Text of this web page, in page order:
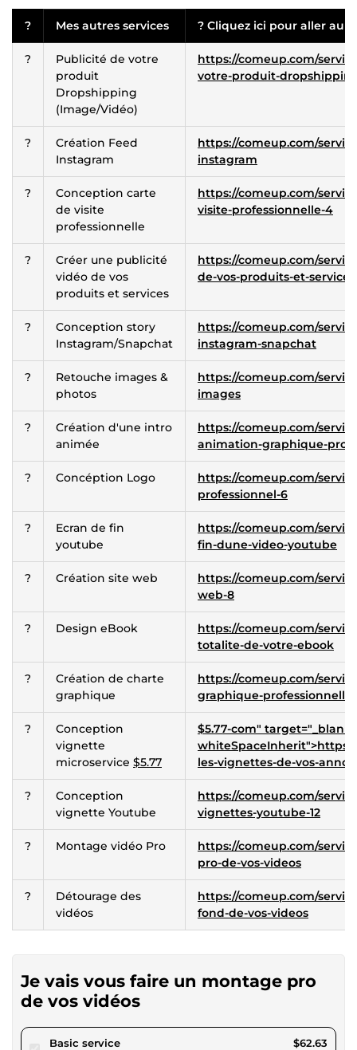
? Mes autres services ? Cliquez ici pour aller au
?
Publicité de votre
produit
Dropshipping
(Image/Vidéo)
https://comeup.com/
votre-produit-
?
Création Feed
Instagram
https://comeup.com/
instagram
?
Conception carte
de visite
professionnelle
https://comeup.com/
visite-professionnelle-4
?
Créer une publicité
vidéo de vos
produits et services
https://comeup.com/
de-vos-produits-et-services
?
Conception story
Instagram/Snapchat
https://comeup.com/
instagram-snapchat
?
Retouche images &
photos
https://comeup.com/
images
?
Création d'une intro
animée
https://comeup.com/
animation-graphique-pro
? Concéption Logo
https://comeup.com/
professionnel-6
?
Ecran de fin
youtube
https://comeup.com/
fin-dune-video-youtube
? Création site web
https://comeup.com/
web-8
? Design eBook
https://comeup.com/
totalite-de-votre-ebook
?
Création de charte
graphique
https://comeup.com/
graphique-professionnelle
?
Conception
vignette
microservice $5.77
$5.77-com"
les-vignettes-de-vos-
?
Conception
vignette Youtube
https://comeup.com/
vignettes-youtube-12
? Montage vidéo Pro
https://comeup.com/
pro-de-vos-videos
?
Détourage des
vidéos
https://comeup.com/
fond-de-vos-videos
Je vais vous faire un montage pro
de vos vidéos
Basic servicepour $57.73 $62.63